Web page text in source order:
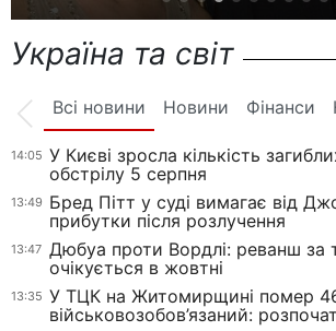
Україна та світ
Всі новини Новини Фінанси
14:05 У Києві зросла кількість
обстрілу 5 серпня
13:49 Бред Пітт у суді вимагає від
прибутки після розлучення
13:47 Дюбуа проти Вордлі: реванш за
очікується в жовтні
13:35 У ТЦК на Житомирщині помер
військовозобов’язаний: